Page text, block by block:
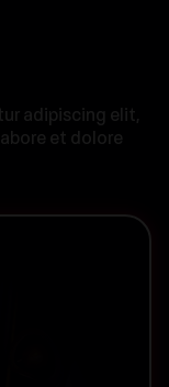
adipiscing elit,
et dolore